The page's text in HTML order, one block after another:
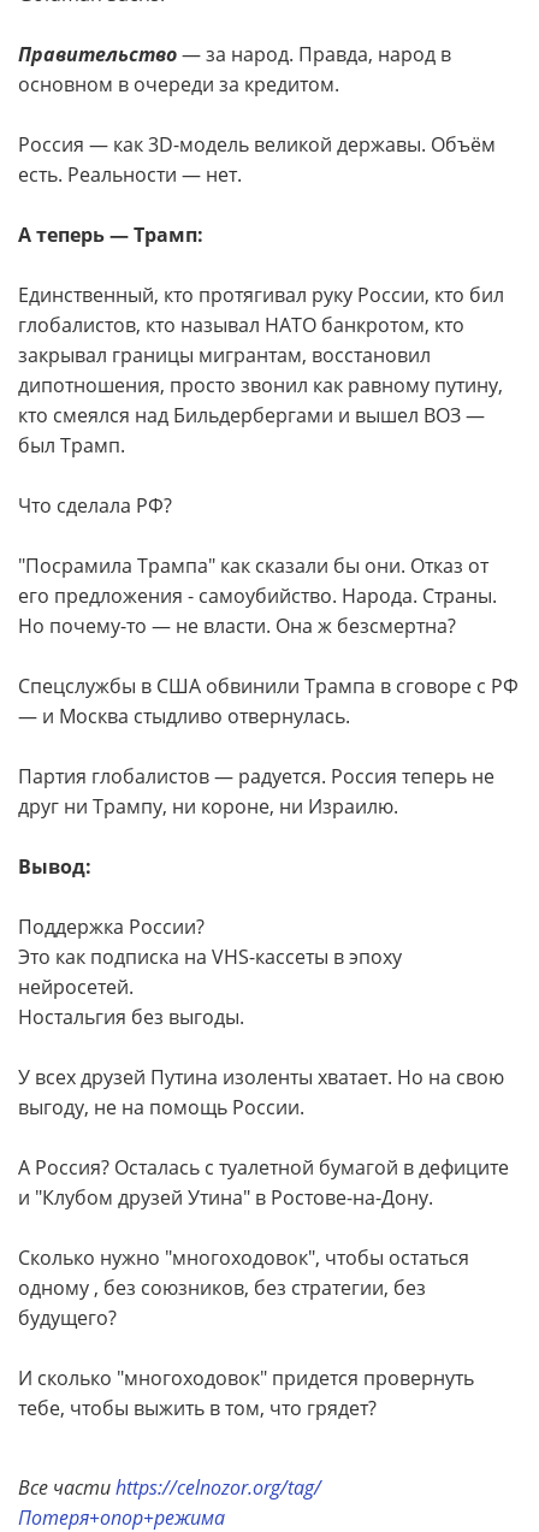
Правительство— за народ. Правда, народ в
основном в очереди за кредитом.
Россия — как 3D-модель великой державы. Объём
есть. Реальности — нет.
А теперь — Трамп:
Единственный, кто протягивал руку России, кто бил
глобалистов, кто называл НАТО банкротом, кто
закрывал границы мигрантам, восстановил
дипотношения, просто звонил как равному путину,
кто смеялся над Бильдербергами и вышел ВОЗ —
был Трамп.
Что сделала РФ?
"Посрамила Трампа" как сказали бы они. Отказ от
его предложения - самоубийство. Народа. Страны.
Но почему-то — не власти. Она ж безсмертна?
Спецслужбы в США обвинили Трампа в сговоре с РФ
— и Москва стыдливо отвернулась.
Партия глобалистов — радуется. Россия теперь не
друг ни Трампу, ни короне, ни Израилю.
Вывод:
Поддержка России?
Это как подписка на VHS-кассеты в эпоху
нейросетей.
Ностальгия без выгоды.
У всех друзей Путина изоленты хватает. Но на свою
выгоду, не на помощь России.
А Россия? Осталась с туалетной бумагой в дефиците
и "Клубом друзей Утина" в Ростове-на-Дону.
Сколько нужно "многоходовок", чтобы остаться
одному , без союзников, без стратегии, без
будущего?
И сколько "многоходовок" придется провернуть
тебе, чтобы выжить в том, что грядет?
Все частиhttps://celnozor.org/tag/
Потеря+опор+режима